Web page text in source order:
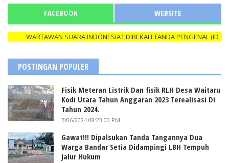
FACEBOOK WEBSITE
WARTAWAN SUARA INDONESIA1 DIBEKALI TANDA PENGENAL (ID
POSTINGAN POPULER
Fisik Meteran Listrik Dan fisik RLH Desa Waitaru
Kodi Utara Tahun Anggaran 2023 Terealisasi Di
Tahun 2024.
7/06/2024 08:23:00 PM
Gawat!!! Dipalsukan Tanda Tangannya Dua
Warga Bandar Setia Didampingi LBH Tempuh
Jalur Hukum